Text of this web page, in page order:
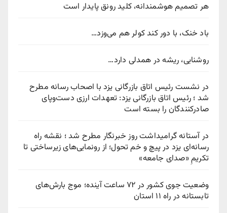
هر تصمیم هوشمندانه، کلید رونق پایدار است
باد خنک، با دور کند کولر هم می‌وزد…
روشنایی، ریشه در همدلی دارد…
در نشست رئیس اتاق بازرگانی یزد با اصحاب رسانه مطرح
شد ؛ رئیس اتاق بازرگانی یزد: تعهدات ارزی دست‌وپای
صادرکنندگان را بسته است
در آستانه گرامیداشت روز خبرنگار مطرح شد ؛ نقشه راه
رسانه‌ای یزد در پیچ‌ و خم تحول؛ از رونمایی‌های زیرساختی تا
تکریمِ «صدای جامعه»
وضعیت جوی کشور در ۷۲ ساعت آینده؛ موج بارش‌های
تابستانه در راه ۱۱ استان